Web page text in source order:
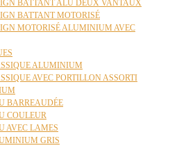
BATTANT ALU DEUX VANTAUX
BATTANT MOTORISÉ
MOTORISÉ ALUMINIUM AVEC
ALUMINIUM
AVEC PORTILLON ASSORTI
BARREAUDÉE
COULEUR
AVEC LAMES
GRIS